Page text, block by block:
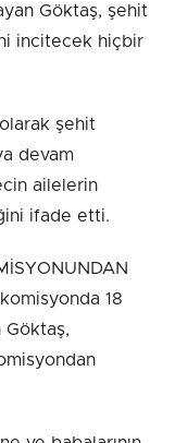
Göktaş, şehit
incitecek hiçbir
şehit
devam
ailelerin
ifade etti.
18